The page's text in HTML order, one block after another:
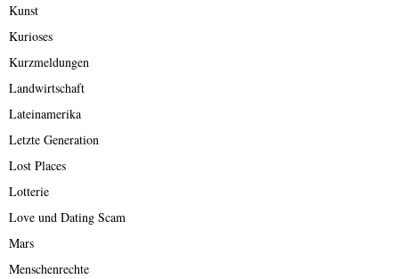
Kunst
Kurioses
Kurzmeldungen
Landwirtschaft
Lateinamerika
Letzte Generation
Lost Places
Lotterie
Love und Dating Scam
Mars
Menschenrechte